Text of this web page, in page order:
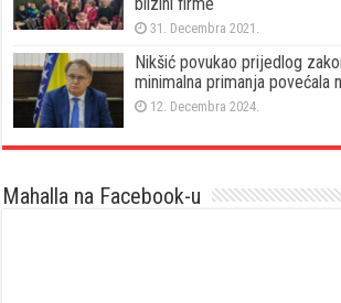
31. Decembra 2021.
Nikšić povukao prijedlog
minimalna primanja povećala
12. Decembra 2024.
Mahalla na Facebook-u